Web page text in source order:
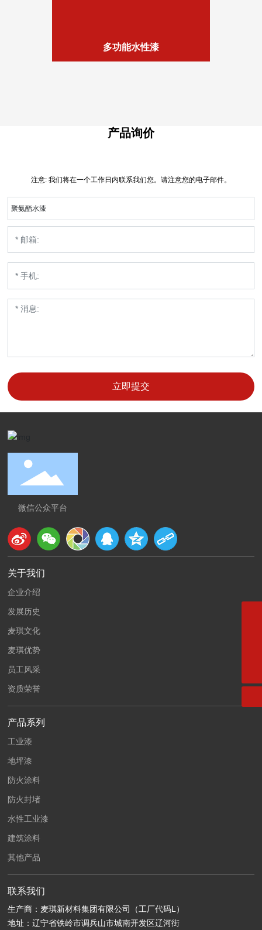
多功能水性漆
产品询价
注意: 我们将在一个工作日内联系我们您。请注意您的电子邮件。
聚氨酯水漆
立即提交
微信公众平台
关于我们
企业介绍
发展历史
麦琪文化
麦琪优势
员工风采
资质荣誉
产品系列
工业漆
地坪漆
防火涂料
防火封堵
水性工业漆
建筑涂料
其他产品
联系我们
生产商：麦琪新材料集团有限公司（工厂代码L）
地址：辽宁省铁岭市调兵山市城南开发区辽河街